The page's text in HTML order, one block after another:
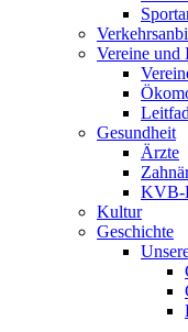
Vereine und
Gesundheit
Ärzte
KVB-
Kultur
Geschichte